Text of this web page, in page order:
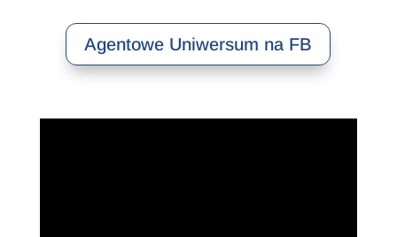
Agentowe Uniwersum na FB